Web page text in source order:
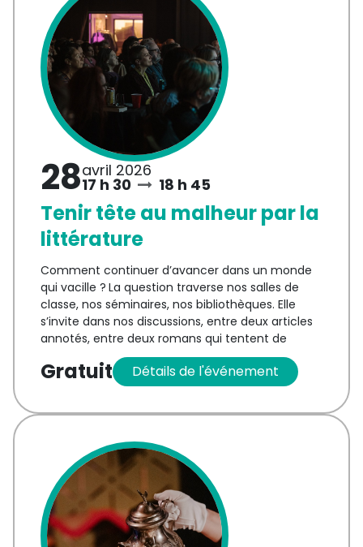
28avril 2026
17 h 30 18 h 45
Tenir tête au malheur par la
littérature
Comment continuer d’avancer dans un monde
qui vacille ? La question traverse nos salles de
classe, nos séminaires, nos bibliothèques. Elle
s’invite dans nos discussions, entre deux articles
annotés, entre deux romans qui tentent de
nommer l’indicible.
Crises climatiques, fractures sociales,
? Et surtout, que peut encore la littérature ?
À l’occasion de la conférence Maillet-Frye
tête au malheur par la littérature
Watthee-Delmotte, autrice deLa littérature, une
réponse au désastre, nous propose une réflexion
essentielle : et si lire, écrire, enseigner la
Gratuit Détailsde l'événement